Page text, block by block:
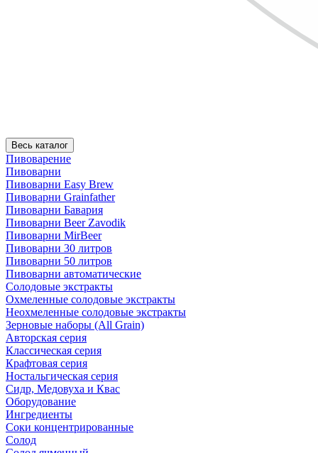
Весь каталог
Пивоварение
Пивоварни
Пивоварни Easy Brew
Пивоварни Grainfather
Пивоварни Бавария
Пивоварни Beer Zavodik
Пивоварни MirBeer
Пивоварни 30 литров
Пивоварни 50 литров
Пивоварни автоматические
Солодовые экстракты
Охмеленные солодовые экстракты
Неохмеленные солодовые экстракты
Зерновые наборы (All Grain)
Авторская серия
Классическая серия
Крафтовая серия
Ностальгическая серия
Сидр, Медовуха и Квас
Оборудование
Ингредиенты
Соки концентрированные
Солод